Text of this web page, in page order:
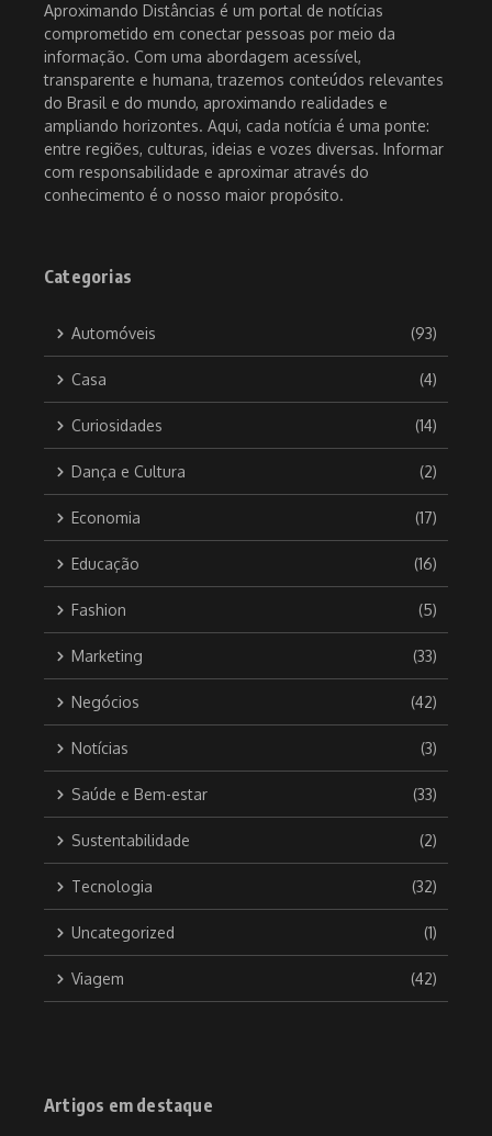
Aproximando Distâncias é um portal de notícias
comprometido em conectar pessoas por meio da
informação. Com uma abordagem acessível,
transparente e humana, trazemos conteúdos relevantes
do Brasil e do mundo, aproximando realidades e
ampliando horizontes. Aqui, cada notícia é uma ponte:
entre regiões, culturas, ideias e vozes diversas. Informar
com responsabilidade e aproximar através do
conhecimento é o nosso maior propósito.
Categorias
Automóveis (93)
Casa (4)
Curiosidades (14)
Dança e Cultura (2)
Economia (17)
Educação (16)
Fashion (5)
Marketing (33)
Negócios (42)
Notícias (3)
Saúde e Bem-estar (33)
Sustentabilidade (2)
Tecnologia (32)
Uncategorized (1)
Viagem (42)
Artigos em destaque